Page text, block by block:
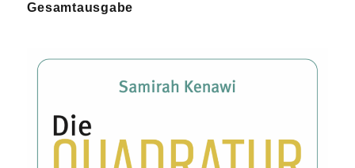
Gesamtausgabe